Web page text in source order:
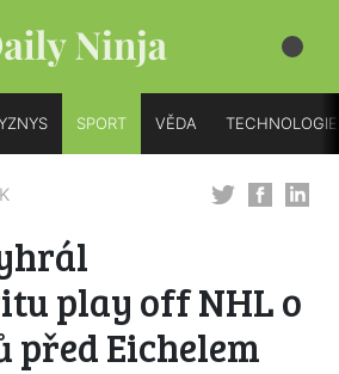
SPORT VĚDA TECHNOLOGIE
play off NHL o
před Eichelem